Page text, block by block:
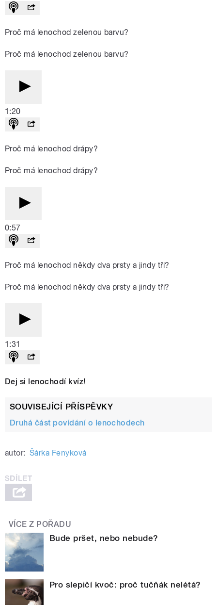
Proč má lenochod zelenou barvu?
Proč má lenochod zelenou barvu?
1:20
Proč má lenochod drápy?
Proč má lenochod drápy?
0:57
Proč má lenochod někdy dva prsty a jindy tři?
Proč má lenochod někdy dva prsty a jindy tři?
1:31
Dej si lenochodí kvíz!
SOUVISEJÍCÍ PŘÍSPĚVKY
Druhá část povídání o lenochodech
autor: Šárka Fenyková
VÍCE Z POŘADU
Bude pršet, nebo nebude?
Pro slepičí kvoč: proč tučňák nelétá?